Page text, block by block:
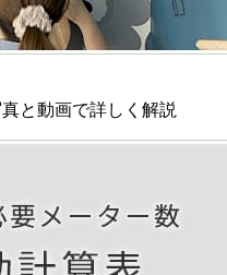
と動画で詳しく解説